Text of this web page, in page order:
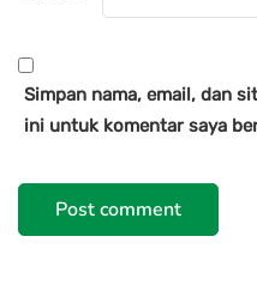
Simpan nama, email, dan
ini untuk komentar saya